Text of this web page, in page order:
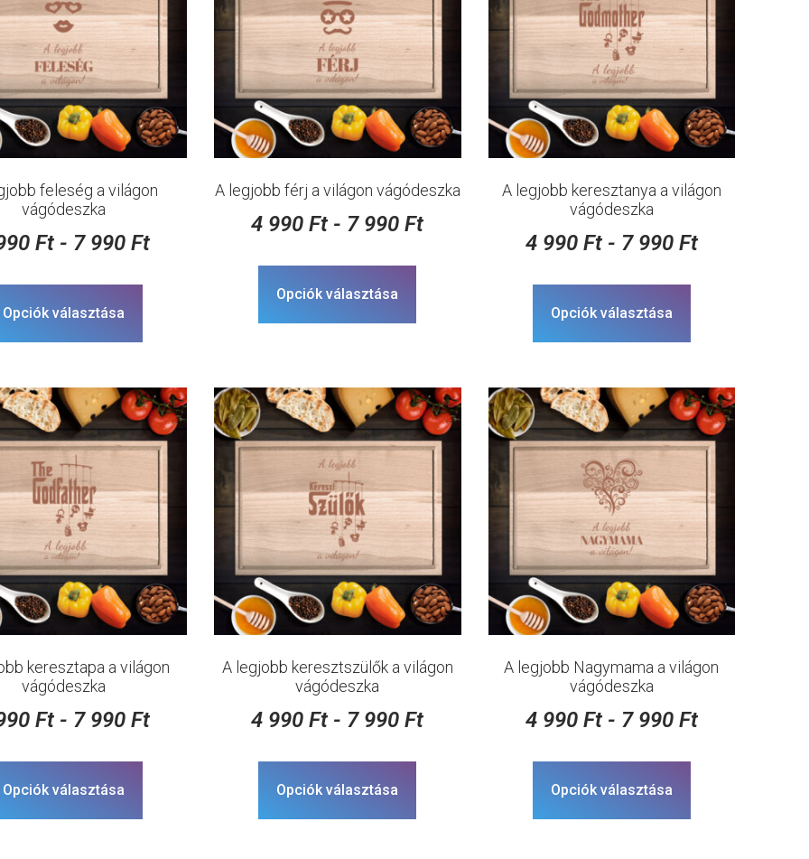
feleség a világon
vágódeszka
Ft - 7 990Ft
Opciók választása
A legjobb férj a világon vágódeszka
4 990Ft - 7 990Ft
Opciók választása
A legjobb keresztanya a világon
vágódeszka
4 990 Ft- 7 990 Ft
Opciók választása
keresztapa a világon
vágódeszka
Ft - 7 990Ft
Opciók választása
A legjobb keresztszülők a világon
vágódeszka
4 990Ft - 7 990Ft
Opciók választása
A legjobb Nagymama a világon
vágódeszka
4 990 Ft- 7 990 Ft
Opciók választása